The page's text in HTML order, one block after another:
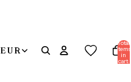
EUR
Total
items
in
cart: